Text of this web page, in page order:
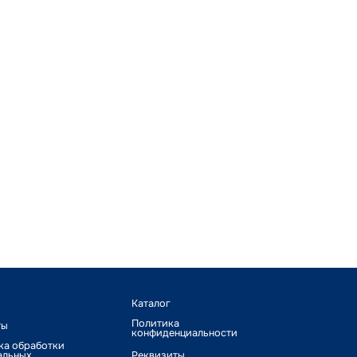
обработки
Каталог
Политика
конфиденциальности